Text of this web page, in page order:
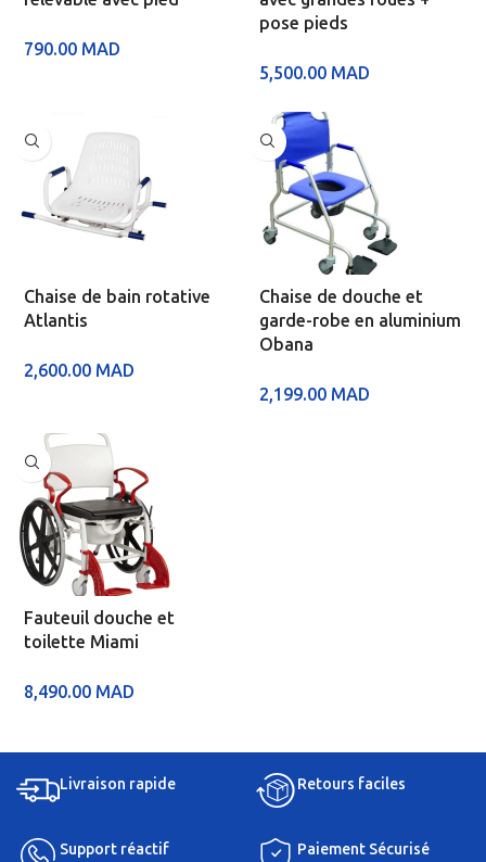
790.00 MAD
pose pieds
5,500.00 MAD
Chaise de bain rotative
Atlantis
2,600.00 MAD
Chaise de douche et
garde-robe en aluminium
Obana
2,199.00 MAD
Fauteuil douche et
toilette Miami
8,490.00 MAD
Livraison rapide Retours faciles
Support réactif Paiement Sécurisé